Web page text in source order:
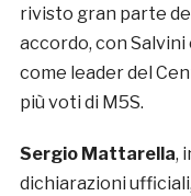
rivisto gran parte
accordo, con
come leader del
più voti di M5S.
Sergio Mattarella,
dichiarazioni